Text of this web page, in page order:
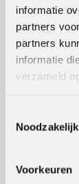
informatie
partners
partners
informatie
verzameld
Noodzakelijk
Voorkeuren
Leeshierde
Werking van